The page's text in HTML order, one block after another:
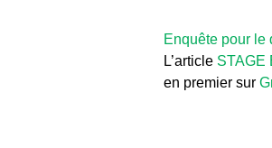
Enquête pour le
L’article STAGE
en premier sur